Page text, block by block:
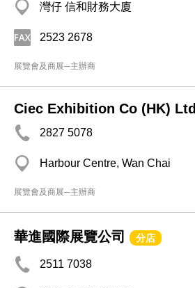
灣仔 信和財務大廈
2523 2678
展覽會及商展─主辦商
Ciec Exhibition Co (HK) Ltd
2827 5078
Harbour Centre, Wan Chai
展覽會及商展─主辦商
華進國際展覽公司 分店
2511 7038